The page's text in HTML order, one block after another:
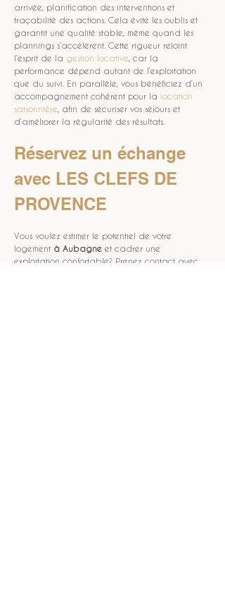
arrivée, planification des interventions et
traçabilité des actions. Cela évite les oublis et
garantit une qualité stable, même quand les
plannings s’accélèrent. Cette rigueur rejoint
l’esprit de la gestion locative , car la
performance dépend autant de l’exploitation
que du suivi. En parallèle, vous bénéficiez d’un
accompagnement cohérent pour la location
saisonnière , afin de sécuriser vos séjours et
d’améliorer la régularité des résultats.
Réservez un échange
avec LES CLEFS DE
PROVENCE
Vous voulez estimer le potentiel de votre
logement à Aubagne et cadrer une
exploitation confortable? Prenez contact avec